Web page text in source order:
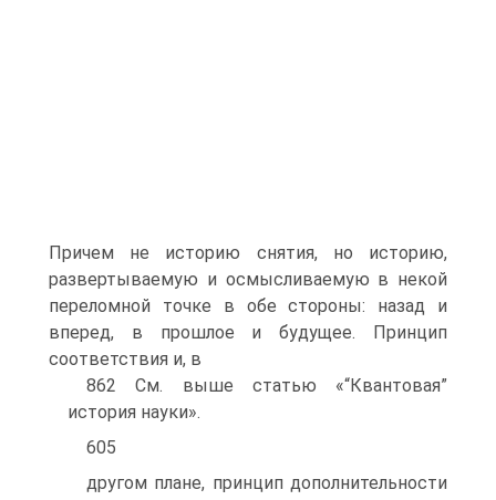
Причем не историю снятия, но историю,
развертываемую и осмысливаемую в некой
переломной точке в обе стороны: назад и
вперед, в прошлое и будущее. Принцип
соответствия и, в
862 См. выше статью «“Квантовая”
история науки».
605
другом плане, принцип дополнительности